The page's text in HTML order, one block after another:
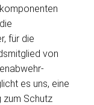
für die
von
es uns, eine
zum Schutz